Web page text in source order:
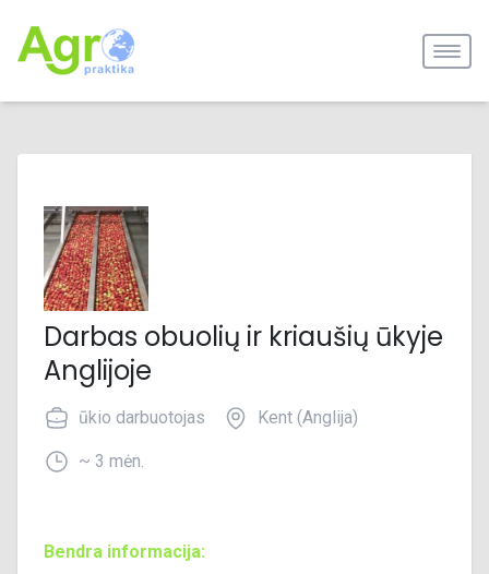
Darbas obuolių ir kriaušių ūkyje
Anglijoje
ūkio darbuotojas Kent (Anglija)
~ 3 mėn.
Bendra informacija: